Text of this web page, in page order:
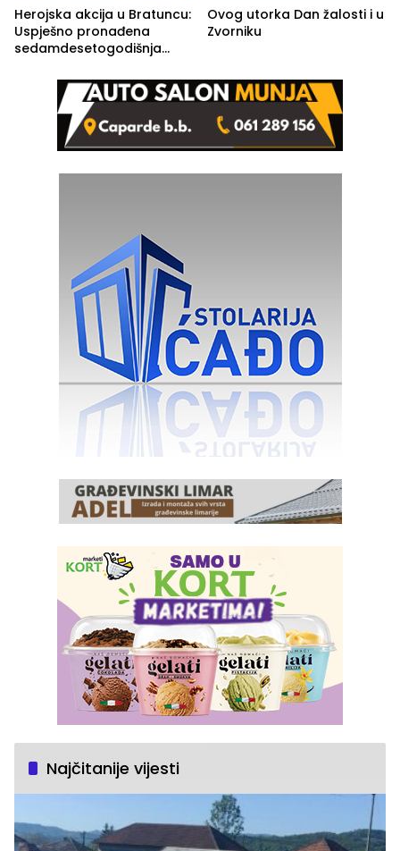
Herojska akcija u Bratuncu:
Uspješno pronađena
sedamdesetogodišnja
Kravice.
Ovog utorka Dan žalosti i u
Zvorniku
Najčitanije vijesti